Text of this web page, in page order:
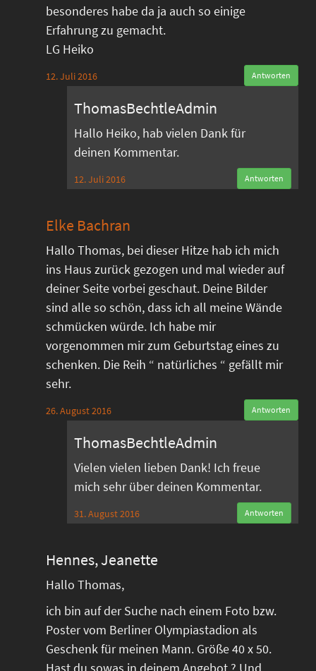
besonderes habe da ja auch so einige
Erfahrung zu gemacht.
LG Heiko
12. Juli 2016 Antworten
ThomasBechtleAdmin
Hallo Heiko, hab vielen Dank für
deinen Kommentar.
12. Juli 2016 Antworten
Elke Bachran
Hallo Thomas, bei dieser Hitze hab ich mich
ins Haus zurück gezogen und mal wieder auf
deiner Seite vorbei geschaut. Deine Bilder
sind alle so schön, dass ich all meine Wände
schmücken würde. Ich habe mir
vorgenommen mir zum Geburtstag eines zu
schenken. Die Reih “ natürliches “ gefällt mir
sehr.
26. August 2016 Antworten
ThomasBechtleAdmin
Vielen vielen lieben Dank! Ich freue
mich sehr über deinen Kommentar.
31. August 2016 Antworten
Hennes, Jeanette
Hallo Thomas,
ich bin auf der Suche nach einem Foto bzw.
Poster vom Berliner Olympiastadion als
Geschenk für meinen Mann. Größe 40 x 50.